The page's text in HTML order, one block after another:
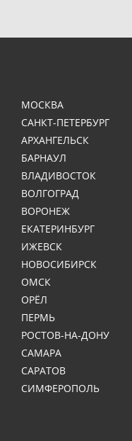
МОСКВА
САНКТ-ПЕТЕРБУРГ
АРХАНГЕЛЬСК
БАРНАУЛ
ВЛАДИВОСТОК
ВОЛГОГРАД
ВОРОНЕЖ
ЕКАТЕРИНБУРГ
ИЖЕВСК
НОВОСИБИРСК
ОМСК
ОРЁЛ
ПЕРМЬ
РОСТОВ-НА-ДОНУ
САМАРА
САРАТОВ
СИМФЕРОПОЛЬ